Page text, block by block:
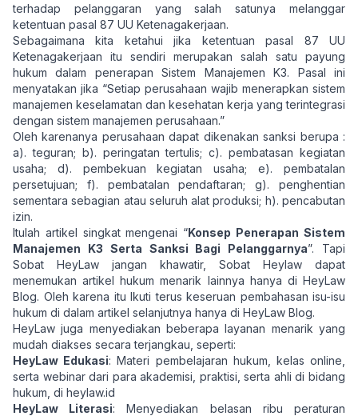
terhadap pelanggaran yang salah satunya melanggar
ketentuan pasal 87 UU Ketenagakerjaan.
Sebagaimana kita ketahui jika ketentuan pasal 87 UU
Ketenagakerjaan itu sendiri merupakan salah satu payung
hukum dalam penerapan Sistem Manajemen K3. Pasal ini
menyatakan jika “Setiap perusahaan wajib menerapkan sistem
manajemen keselamatan dan kesehatan kerja yang terintegrasi
dengan sistem manajemen perusahaan.”
Oleh karenanya perusahaan dapat dikenakan sanksi berupa :
a). teguran; b). peringatan tertulis; c). pembatasan kegiatan
usaha; d). pembekuan kegiatan usaha; e). pembatalan
persetujuan; f). pembatalan pendaftaran; g). penghentian
sementara sebagian atau seluruh alat produksi; h). pencabutan
izin.
Itulah artikel singkat mengenai “Konsep Penerapan Sistem
Manajemen K3 Serta Sanksi Bagi Pelanggarnya”. Tapi
Sobat HeyLaw jangan khawatir, Sobat Heylaw dapat
menemukan artikel hukum menarik lainnya hanya di HeyLaw
Blog. Oleh karena itu Ikuti terus keseruan pembahasan isu-isu
hukum di dalam artikel selanjutnya hanya di HeyLaw Blog.
HeyLaw juga menyediakan beberapa layanan menarik yang
mudah diakses secara terjangkau, seperti:
HeyLaw Edukasi: Materi pembelajaran hukum, kelas online,
serta webinar dari para akademisi, praktisi, serta ahli di bidang
hukum, di heylaw.id
HeyLaw Literasi: Menyediakan belasan ribu peraturan